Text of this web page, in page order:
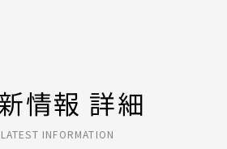
情報 詳細
LATEST INFORMATION